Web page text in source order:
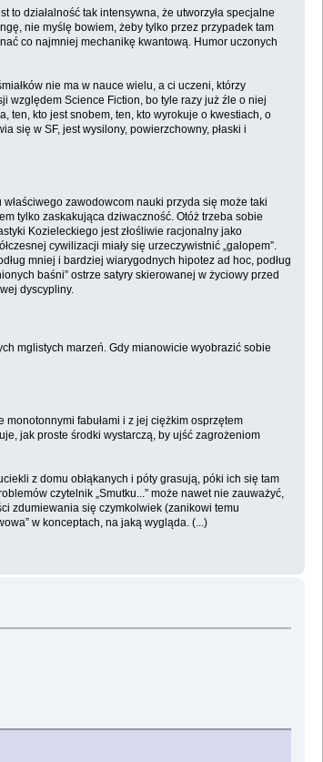
działalność tak intensywna, że utworzyła specjalne
nie myślę bowiem, żeby tylko przez przypadek tam
co najmniej mechanikę kwantową. Humor uczonych
nie ma w nauce wielu, a ci uczeni, którzy
względem Science Fiction, bo tyle razy już źle o niej
ten, kto jest snobem, ten, kto wyrokuje o kwestiach, o
się w SF, jest wysilony, powierzchowny, płaski i
zawodowcom nauki przyda się może taki
tylko zaskakująca dziwaczność. Otóż trzeba sobie
Kozieleckiego jest złośliwie racjonalny jako
cywilizacji miały się urzeczywistnić „galopem”.
mniej i bardziej wiarygodnych hipotez ad hoc, podług
baśni” ostrze satyry skierowanej w życiowy przed
dyscypliny.
mglistych marzeń. Gdy mianowicie wyobrazić sobie
fabułami i z jej ciężkim osprzętem
jak proste środki wystarczą, by ujść zagrożeniom
z domu obłąkanych i póty grasują, póki ich się tam
czytelnik „Smutku...” może nawet nie zauważyć,
zdumiewania się czymkolwiek (zanikowi temu
w konceptach, na jaką wygląda. (...)